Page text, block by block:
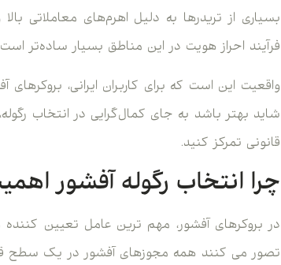
بسیاری از تریدرها به دلیل اهرم‌های معاملاتی
فرآیند احراز هویت در این مناطق بسیار ساده‌تر
واقعیت این است که برای کاربران ایرانی،
شاید بهتر باشد به جای کمال‌گرایی در انتخاب
قانونی تمرکز کنید.
چرا انتخاب رگوله آفشور
در بروکرهای آفشور، مهم ترین عامل تعیین کننده
تصور می کنند همه مجوزهای آفشور در یک سطح